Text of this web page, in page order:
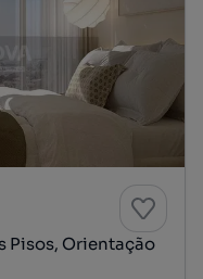
Pisos, Orientação